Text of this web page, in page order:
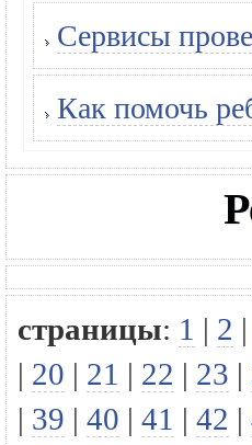
Сервисы
Как помочь
страницы: 1 | 2 |
| 20 | 21 | 22 | 23 |
| 39 | 40 | 41 | 42 |